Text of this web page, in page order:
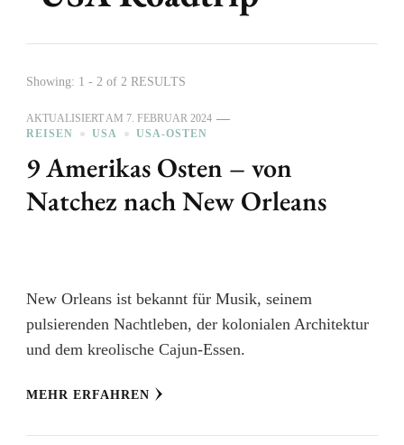
Showing: 1 - 2 of 2 RESULTS
AKTUALISIERT AM 7. FEBRUAR 2024
REISEN
USA USA-OSTEN
9 Amerikas Osten – von
Natchez nach New Orleans
New Orleans ist bekannt für Musik, seinem
pulsierenden Nachtleben, der kolonialen Architektur
und dem kreolische Cajun-Essen.
MEHR ERFAHREN